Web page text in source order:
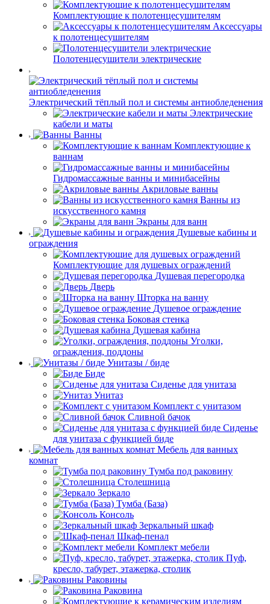
Комплектующие к полотенцесушителям
Аксессуары
к полотенцесушителям
Полотенцесушители электрические
Электрический тёплый пол и системы антиобледенения
Электрические
кабели и маты
Ванны
Комплектующие к
ваннам
Гидромассажные ванны и минибасейны
Акриловые ванны
Ванны из
искусственного камня
Экраны для ванн
Душевые кабины и
ограждения
Комплектующие для душевых ограждений
Душевая перегородка
Дверь
Шторка на ванну
Душевое ограждение
Боковая стенка
Душевая кабина
Уголки,
ограждения, поддоны
Унитазы / биде
Биде
Сиденье для унитаза
Унитаз
Комплект с унитазом
Сливной бачок
Сиденье
для унитаза с функцией биде
Мебель для ванных
комнат
Тумба под раковину
Столешница
Зеркало
Тумба (База)
Консоль
Зеркальный шкаф
Шкаф-пенал
Комплект мебели
Пуф,
кресло, табурет, этажерка, столик
Раковины
Раковина